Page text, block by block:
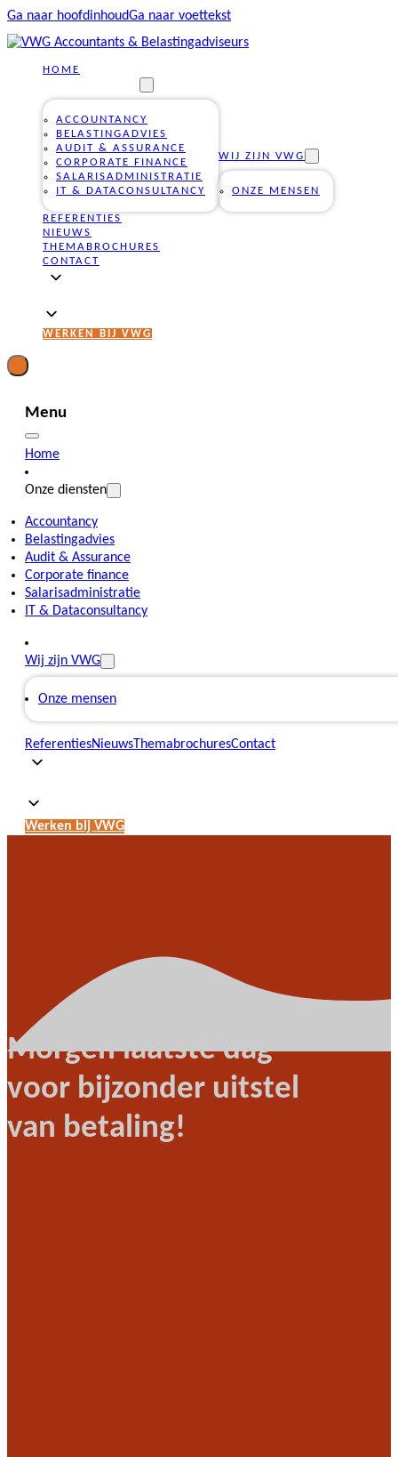
Ga naar hoofdinhoudGa naar voettekst
HOME
ACCOUNTANCY
BELASTINGADVIES
AUDIT & ASSURANCE
CORPORATE FINANCE
SALARISADMINISTRATIE
IT & DATACONSULTANCY
WIJ ZIJN VWG
ONZE MENSEN
REFERENTIES
NIEUWS
THEMABROCHURES
CONTACT
WERKEN BIJ VWG
Menu
Home
Onze diensten
Accountancy
Belastingadvies
Audit & Assurance
Corporate finance
Salarisadministratie
IT & Dataconsultancy
Wij zijn VWG
Onze mensen
ReferentiesNieuwsThemabrochuresContact
Werken bij VWG
Morgen laatste dag
voor bijzonder uitstel
van betaling!